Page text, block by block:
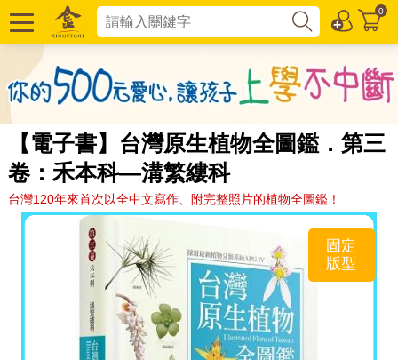
0
【電子書】台灣原生植物全圖鑑．第三
卷：禾本科—溝繁縷科
台灣120年來首次以全中文寫作、附完整照片的植物全圖鑑！
固定
版型